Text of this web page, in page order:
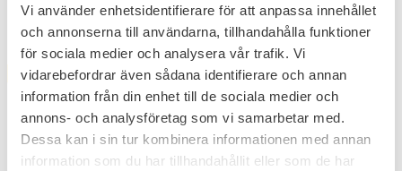
Vi använder enhetsidentifierare för att anpassa innehållet
och annonserna till användarna, tillhandahålla funktioner
för sociala medier och analysera vår trafik. Vi
vidarebefordrar även sådana identifierare och annan
information från din enhet till de sociala medier och
annons- och analysföretag som vi samarbetar med.
Dessa kan i sin tur kombinera informationen med annan
information som du har tillhandahållit eller som de har
12%
FAVORIT